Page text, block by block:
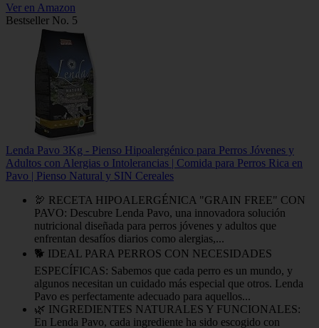
Ver en Amazon
Bestseller No. 5
Lenda Pavo 3Kg - Pienso Hipoalergénico para Perros Jóvenes y
Adultos con Alergias o Intolerancias | Comida para Perros Rica en
Pavo | Pienso Natural y SIN Cereales
🦃 RECETA HIPOALERGÉNICA "GRAIN FREE" CON
PAVO: Descubre Lenda Pavo, una innovadora solución
nutricional diseñada para perros jóvenes y adultos que
enfrentan desafíos diarios como alergias,...
🐕 IDEAL PARA PERROS CON NECESIDADES
ESPECÍFICAS: Sabemos que cada perro es un mundo, y
algunos necesitan un cuidado más especial que otros. Lenda
Pavo es perfectamente adecuado para aquellos...
🌿 INGREDIENTES NATURALES Y FUNCIONALES:
En Lenda Pavo, cada ingrediente ha sido escogido con